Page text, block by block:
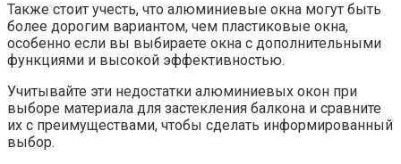
Также стоит учесть, что алюминиевые окна могут быть
более дорогим вариантом, чем пластиковые окна,
особенно если вы выбираете окна с дополнительными
функциями и высокой эффективностью.​
Учитывайте эти недостатки алюминиевых окон при
выборе материала для застекления балкона и сравните
их с преимуществами, чтобы сделать информированный
выбор.​